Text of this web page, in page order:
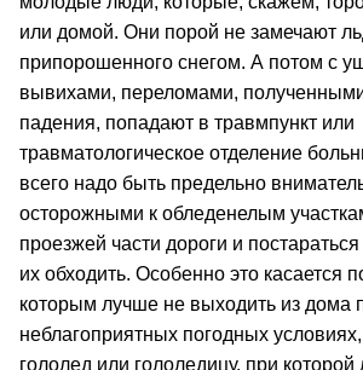
или домой. Они порой не замечают
припорошенного снегом. А потом с
вывихами, переломами, полученными
падения, попадают в травмпункт или
травматологическое отделение
всего надо быть предельно
осторожными к обледенелым
проезжей части дороги и
их обходить. Особенно это касается
которым лучше не выходить из дома
неблагоприятных погодных
гололед или гололедицу, при которой